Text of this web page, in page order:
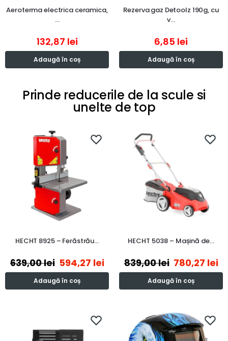
Aeroterma electrica ceramica,
…
132,87 lei
Adaugă în coș
Rezerva gaz Detoolz 190g, cu
v…
6,85 lei
Adaugă în coș
Prinde reducerile de la scule si
unelte de top
HECHT 8925 – Ferăstrău…
639,00lei 594,27 lei
Adaugă în coș
HECHT 5038 – Mașină de…
839,00lei 780,27 lei
Adaugă în coș